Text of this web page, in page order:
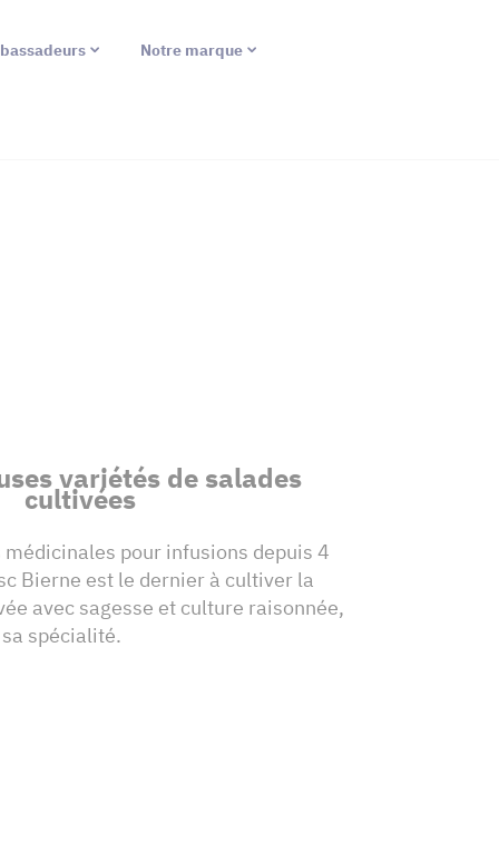
Notre marque
variétés de salades
cultivées
pour infusions depuis 4
Bierne est le dernier à cultiver la
avec sagesse et culture raisonnée,
spécialité.